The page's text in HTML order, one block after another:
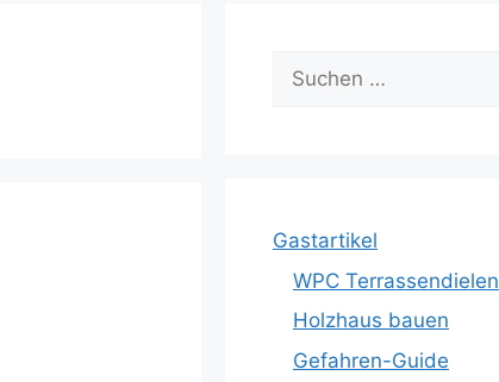
Suche
nach:
Gastartikel
WPC Terrassendielen
Holzhaus bauen
Gefahren-Guide